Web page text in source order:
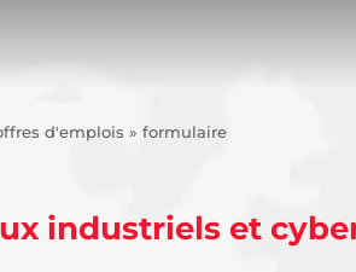
d'emplois » formulaire
industriels et